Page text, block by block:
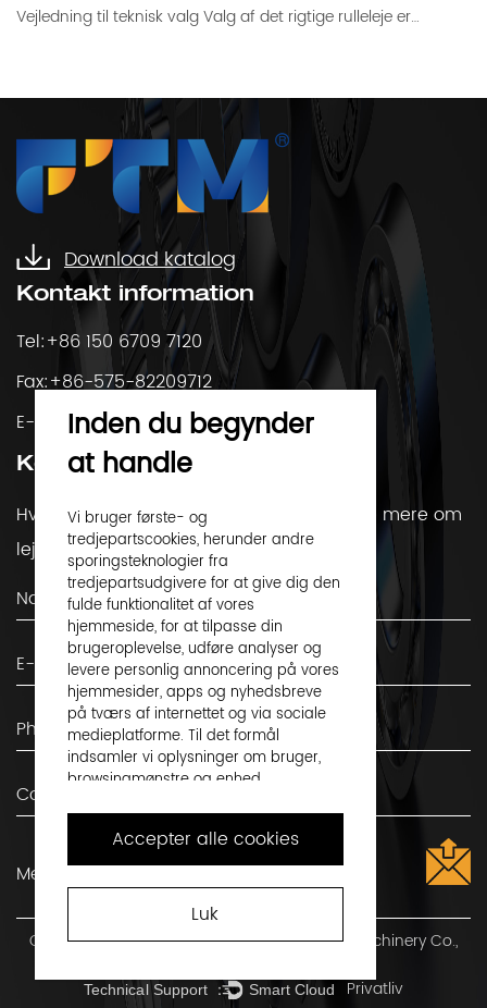
Vejledning til teknisk valg Valg af det rigtige rulleleje er
Download katalog
Kontakt information
Tel:+86 150 6709 7120
Fax:+86-575-82209712
E-Mail:market@ftmbearings.com
Kontakt os
Hvis du har spørgsmål eller gerne vil vide mere om
lejer, du er velkommen til at kontakte os!
Copyright ©Shaoxing Shangyu Flight Seiko Machinery Co.,
Technical Support ： Smart Cloud Privatliv
Inden du begynder
at handle
Vi bruger første- og
tredjepartscookies, herunder andre
sporingsteknologier fra
tredjepartsudgivere for at give dig den
fulde funktionalitet af vores
hjemmeside, for at tilpasse din
brugeroplevelse, udføre analyser og
levere personlig annoncering på vores
hjemmesider, apps og nyhedsbreve
på tværs af internettet og via sociale
medieplatforme. Til det formål
indsamler vi oplysninger om bruger,
browsingmønstre og enhed.
Ved at klikke på "Accepter alle cookies",
accepterer du dette og accepterer, at
vi deler disse oplysninger med
tredjeparter, såsom vores
reklamepartnere. Hvis du foretrækker
det, kan du vælge at fortsætte med
"Kun nødvendige cookies". Men husk på,
påvirke, hvordan vi kan levere
Accepter alle cookies
Luk